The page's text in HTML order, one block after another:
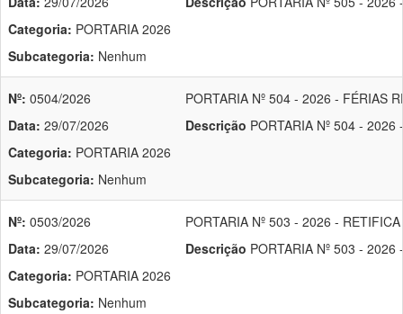
Categoria: PORTARIA 2026
Subcategoria: Nenhum
Nº: 0504/2026
Data: 29/07/2026
Categoria: PORTARIA 2026
Subcategoria: Nenhum
PORTARIA Nº 504 - 2026 - FÉRIAS
Descrição PORTARIA Nº 504 -
Nº: 0503/2026
Data: 29/07/2026
Categoria: PORTARIA 2026
Subcategoria: Nenhum
PORTARIA Nº 503 - 2026 -
Descrição PORTARIA Nº 503 -